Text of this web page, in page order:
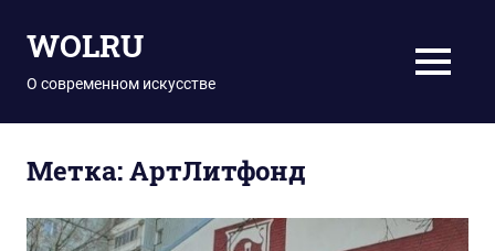
WOLRU
О современном искусстве МЕНЮ
Метка:АртЛитфонд